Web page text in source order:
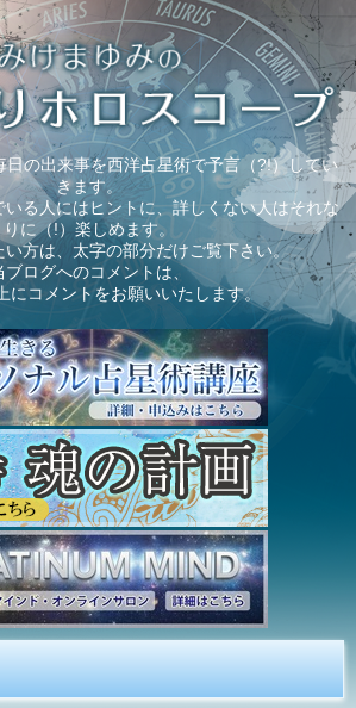
日の出来事を西洋占星術で予言（?!）してい
きます。
る人にはヒントに、詳しくない人はそれな
りに（!）楽しめます。
い方は、太字の部分だけご覧下さい。
ブログへのコメントは、
にコメントをお願いいたします。